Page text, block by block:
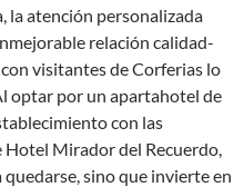
la atención personalizada
relación calidad-
visitantes de Corferias lo
optar por un apartahotel de
con las
Hotel Mirador del Recuerdo,
sino que invierte en